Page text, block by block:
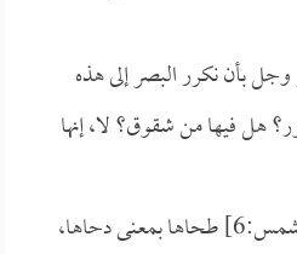
وجل بأن نكرر البصر إلى هذه
هل فيها من شقوق؟ لا، إنها
[الشمس:6] طحاها بمعنى دحاها،